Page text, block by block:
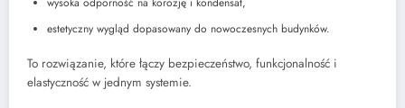
estetyczny wygląd dopasowany do nowoczesnych budynków.
To rozwiązanie, które łączy bezpieczeństwo, funkcjonalność i
elastyczność w jednym systemie.